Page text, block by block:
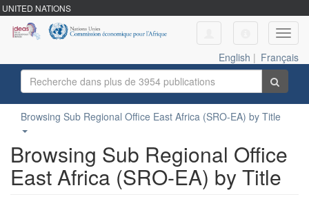
UNITED NATIONS
English | Français
Browsing Sub Regional Office East Africa (SRO-EA) by Title
Browsing Sub Regional Office
East Africa (SRO-EA) by Title